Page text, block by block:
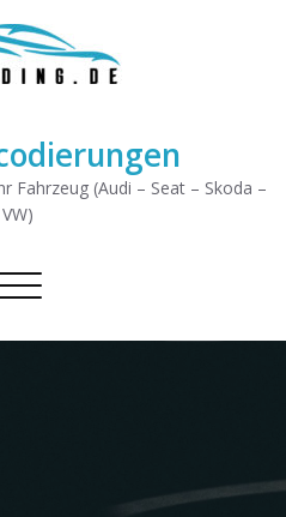
Fahrzeug (Audi – Seat – Skoda –
VW)
Schalte Navigation